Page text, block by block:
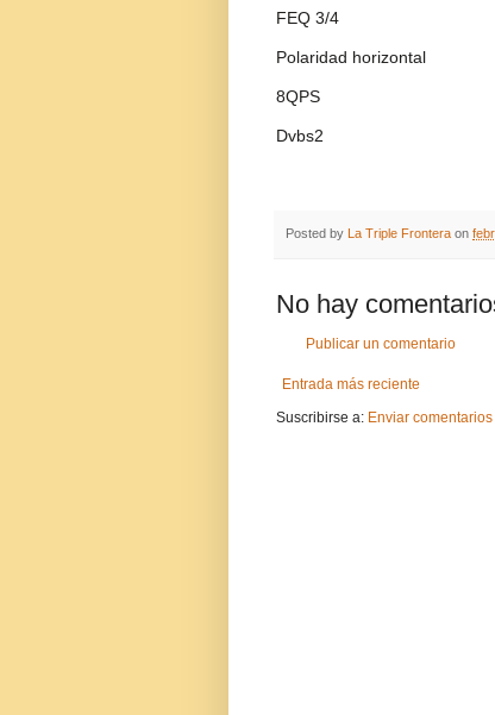
FEQ 3/4
Polaridad horizontal
8QPS
Dvbs2
Posted by La Triple Frontera on
No hay
Publicar un comentario
Entrada más reciente
Suscribirse a: Enviar